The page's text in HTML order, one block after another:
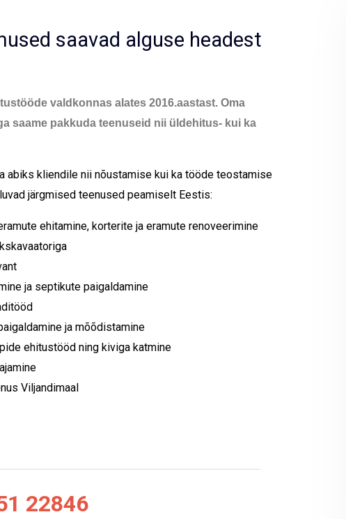
saavad alguse headest
valdkonnas alates 2016.aastast. Oma
saame pakkuda teenuseid nii üldehitus- kui ka
abiks kliendile nii nõustamise kui ka tööde teostamise
järgmised teenused peamiselt Eestis:
ehitamine, korterite ja eramute renoveerimine
ja septikute paigaldamine
ja mõõdistamine
ehitustööd ning kiviga katmine
Viljandimaal
22846